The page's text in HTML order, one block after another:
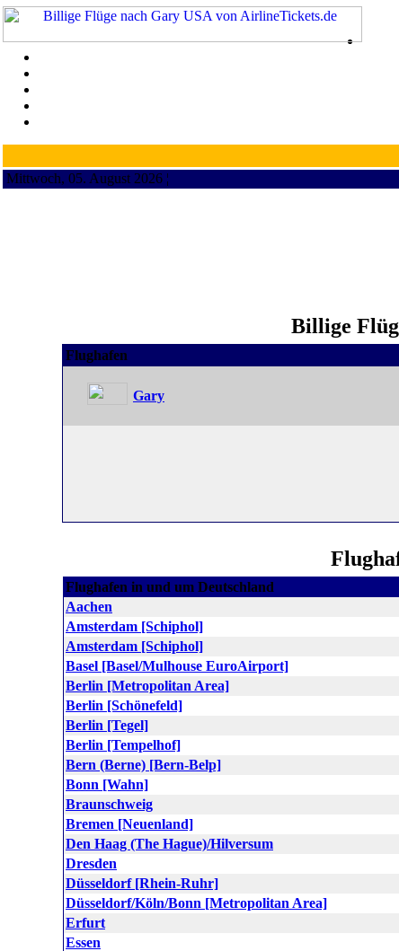
Mittwoch, 05. August 2026 ¦
Billige
Flughafen
Gary
Flughafen in und um Deutschland
Aachen
Amsterdam [Schiphol]
Amsterdam [Schiphol]
Basel [Basel/Mulhouse EuroAirport]
Berlin [Metropolitan Area]
Berlin [Schönefeld]
Berlin [Tegel]
Berlin [Tempelhof]
Bern (Berne) [Bern-Belp]
Bonn [Wahn]
Braunschweig
Bremen [Neuenland]
Den Haag (The Hague)/Hilversum
Dresden
Düsseldorf [Rhein-Ruhr]
Düsseldorf/Köln/Bonn [Metropolitan Area]
Erfurt
Essen